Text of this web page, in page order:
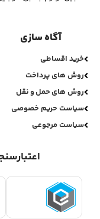
آگاه سازی
خرید اقساطی
روش های پرداخت
روش های حمل و نقل
سیاست حریم خصوصی
سیاست مرجوعی